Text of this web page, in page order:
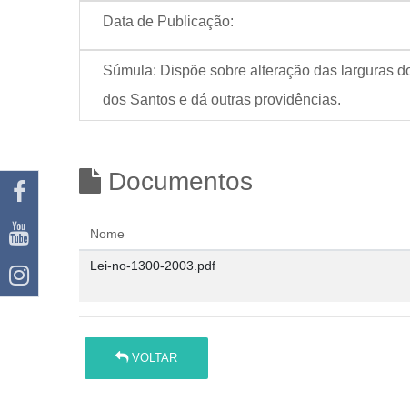
Data de Publicação:
Súmula: Dispõe sobre alteração das larguras
dos Santos e dá outras providências.
Documentos
Nome
Lei-no-1300-2003.pdf
VOLTAR